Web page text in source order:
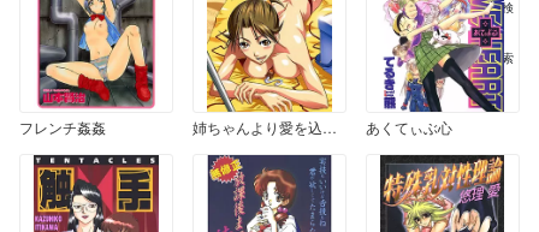
フレンチ姦姦 姉ちゃんより愛を込めて あくてぃぶ心